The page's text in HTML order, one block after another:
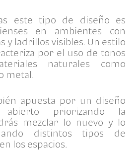
este tipo de diseño es
en ambientes con
y ladrillos visibles. Un estilo
por el uso de tonos
naturales como
metal.
apuesta por un diseño
priorizando la
mezclar lo nuevo y lo
distintos tipos de
los espacios.